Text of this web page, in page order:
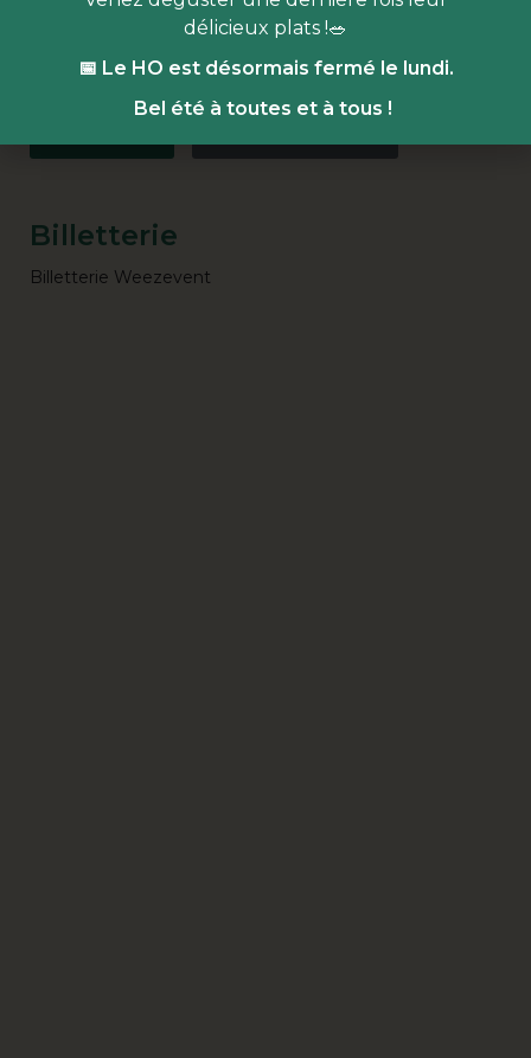
le talent n’a pas de frontière
Mouflet :le muffin anglais à la french
Billetterie
Billetterie Weezevent
délicieux plats !🥗
📅 Le HO est désormais fermé le lundi.
Bel été à toutes et à tous !